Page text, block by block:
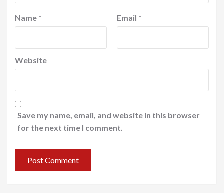
Name * Email *
Website
Save my name, email, and website in this browser
for the next time I comment.